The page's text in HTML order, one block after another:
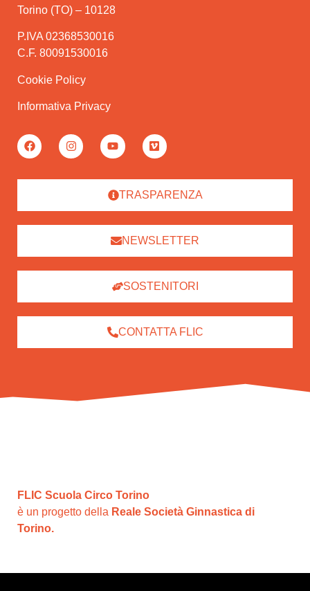
Torino (TO) – 10128
P.IVA 02368530016
C.F. 80091530016
Cookie Policy
Informativa Privacy
TRASPARENZA
NEWSLETTER
SOSTENITORI
CONTATTA FLIC
FLIC Scuola Circo Torino
è un progetto della Reale Società Ginnastica di
Torino.